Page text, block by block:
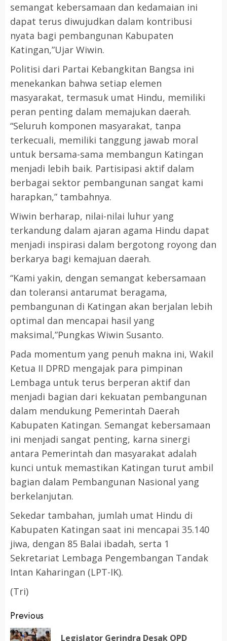
semangat kebersamaan dan kedamaian ini
dapat terus diwujudkan dalam kontribusi
nyata bagi pembangunan Kabupaten
Katingan,”Ujar Wiwin.
Politisi dari Partai Kebangkitan Bangsa ini
menekankan bahwa setiap elemen
masyarakat, termasuk umat Hindu, memiliki
peran penting dalam memajukan daerah.
“Seluruh komponen masyarakat, tanpa
terkecuali, memiliki tanggung jawab moral
untuk bersama-sama membangun Katingan
menjadi lebih baik. Partisipasi aktif dalam
berbagai sektor pembangunan sangat kami
harapkan,” tambahnya.
Wiwin berharap, nilai-nilai luhur yang
terkandung dalam ajaran agama Hindu dapat
menjadi inspirasi dalam bergotong royong dan
berkarya bagi kemajuan daerah.
“Kami yakin, dengan semangat kebersamaan
dan toleransi antarumat beragama,
pembangunan di Katingan akan berjalan lebih
optimal dan mencapai hasil yang
maksimal,”Pungkas Wiwin Susanto.
Pada momentum yang penuh makna ini, Wakil
Ketua II DPRD mengajak para pimpinan
Lembaga untuk terus berperan aktif dan
menjadi bagian dari kekuatan pembangunan
dalam mendukung Pemerintah Daerah
Kabupaten Katingan. Semangat kebersamaan
ini menjadi sangat penting, karna sinergi
antara Pemerintah dan masyarakat adalah
kunci untuk memastikan Katingan turut ambil
bagian dalam Pembangunan Nasional yang
berkelanjutan.
Sekedar tambahan, jumlah umat Hindu di
Kabupaten Katingan saat ini mencapai 35.140
jiwa, dengan 85 Balai ibadah, serta 1
Sekretariat Lembaga Pengembangan Tandak
Intan Kaharingan (LPT-IK).
(Tri)
Post
Previous
Legislator Gerindra Desak OPD